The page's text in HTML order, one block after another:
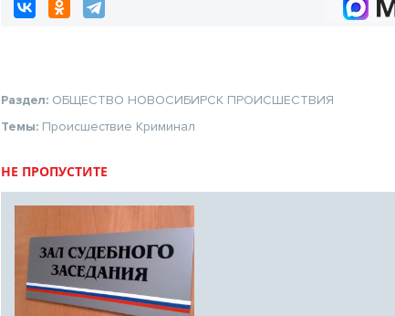
Раздел: ОБЩЕСТВО НОВОСИБИРСК ПРОИСШЕСТВИЯ
Темы: Происшествие Криминал
НЕ ПРОПУСТИТЕ